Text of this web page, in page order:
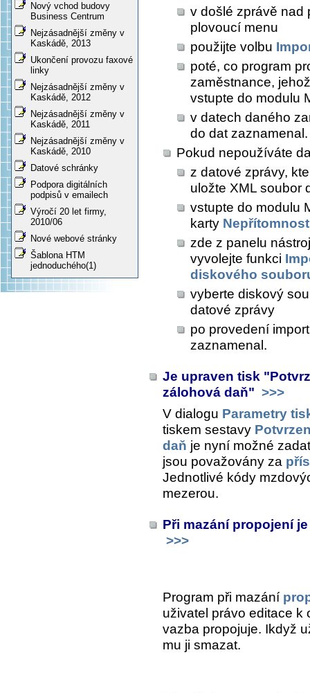
Nový vchod budovy
Business Centrum
Nejzásadnější změny v
Kaskádě, 2013
Ukončení provozu faxové
linky
Nejzásadnější změny v
Kaskádě, 2012
Nejzásadnější změny v
Kaskádě, 2011
Nejzásadnější změny v
Kaskádě, 2010
Datové schránky
Podpora digitálních
podpisů v emailech
Výročí 20 let firmy,
2010/06
Nové webové stránky
Šablona HTM
jednoduchého(1)
v došlé zprávě nad
plovoucí menu
použijte volbu
poté, co program
zaměstnance,
vstupte do modulu
v datech daného
do dat zaznamenal.
Pokud nepoužíváte
z datové zprávy,
uložte XML soubor
vstupte do modulu
karty
zde z panelu
vyvolejte funkci
diskového
vyberte diskový
datové zprávy
po provedení
zaznamenal.
Je upraven tisk
zálohová daň" >>>
V dialogu Parametry
tiskem sestavy
daň je nyní možné
jsou považovány za
Jednotlivé kódy
mezerou.
Při mazání propojení
>>>
Program při mazání
uživatel právo editace k
vazba propojuje. Ikdyž
mu ji smazat.